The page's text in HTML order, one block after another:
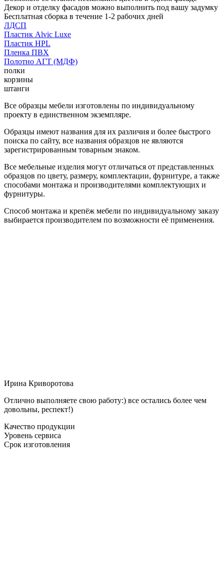
Декор и отделку фасадов можно выполнить под вашу задумку
Бесплатная сборка в течение 1-2 рабочих дней
ЛДСП
Пластик Alvic Luxe
Пластик HPL
Пленка ПВХ
Полотно АГТ (МДФ)
полки
корзины
штанги
Все образцы мебели изготовлены по индивидуальному
проекту в единственном экземпляре.
Образцы имеют названия для их различия и более быстрого
поиска по сайту, все названия образцов не являются
зарегистрированным товарным знаком.
Все мебельные изделия могут отличаться от представленных
образцов по цвету, размеру, комплектации, фурнитуре, а также
способами монтажа и производителями комплектующих и
фурнитуры.
Способ монтажа и крепёж мебели по индивидуальному заказу
выбирается производителем по возможности её применения.
Ирина Криворотова
Отлично выполняете свою работу:) все остались более чем
довольны, респект!)
Качество продукции
Уровень сервиса
Срок изготовления